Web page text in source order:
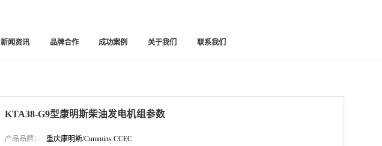
新闻资讯 品牌合作 成功案例 关于我们 联系我们
KTA38-G9型康明斯柴油发电机组参数
产品品牌： 重庆康明斯/Cummins CCEC